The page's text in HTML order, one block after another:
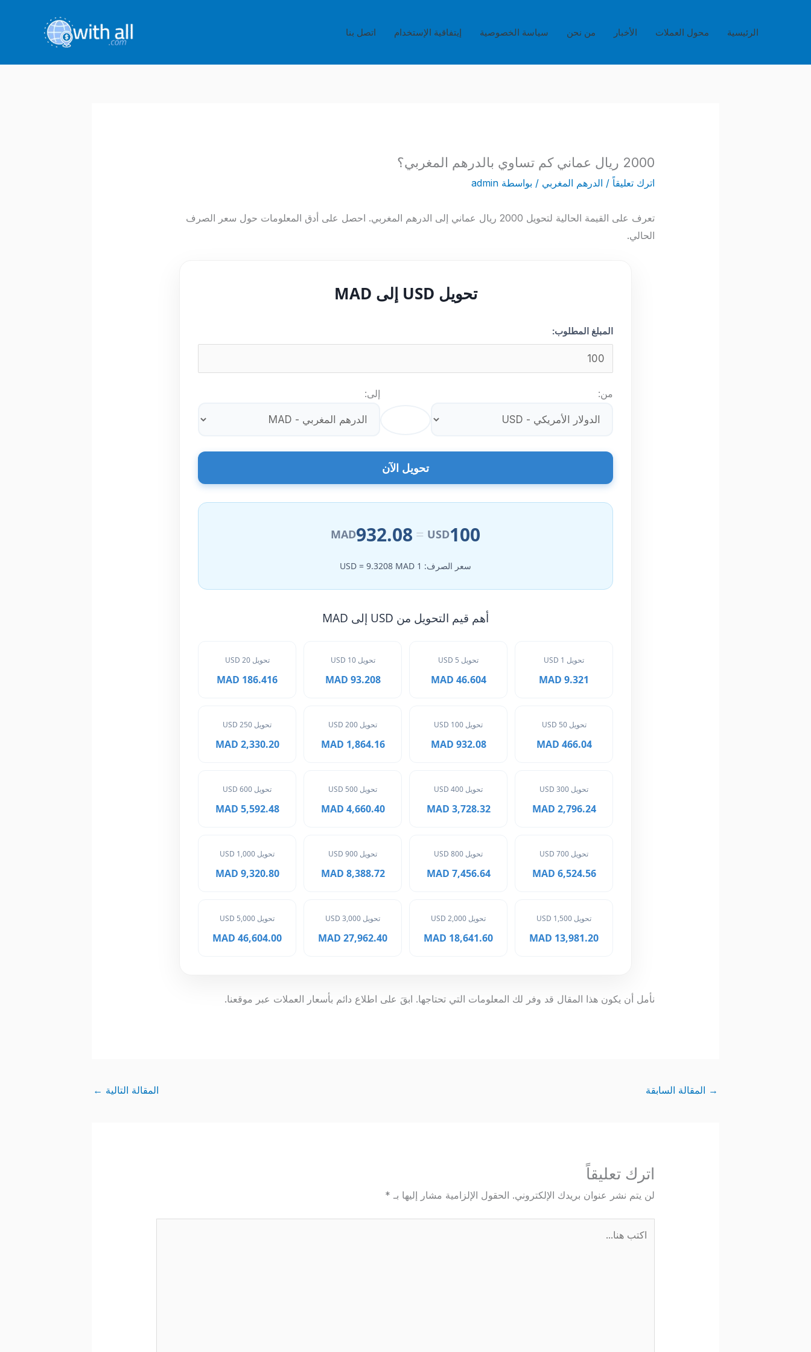
الرئيسية محول العملات الأخبار من نحن سياسة الخصوصية إيتفاقية الإستخدام اتصل بنا
2000 ريال عماني كم تساوي بالدرهم المغربي؟
اترك تعليقاً / الدرهم المغربي / بواسطة admin
تعرف على القيمة الحالية لتحويل 2000 ريال عماني إلى الدرهم المغربي. احصل على أدق المعلومات حول سعر الصرف
الحالي.
تحويل USD إلى MAD
المبلغ المطلوب:
من: إلى:
تحويل الآن
100
USD
=
932.08
MAD
سعر الصرف: 1 USD = 9.3208 MAD
أهم قيم التحويل من USD إلى MAD
تحويل 1 USD
9.321 MAD
تحويل 5 USD
46.604 MAD
تحويل 10 USD
93.208 MAD
تحويل 20 USD
186.416 MAD
تحويل 50 USD
466.04 MAD
تحويل 100 USD
932.08 MAD
تحويل 200 USD
1,864.16 MAD
تحويل 250 USD
2,330.20 MAD
تحويل 300 USD
2,796.24 MAD
تحويل 400 USD
3,728.32 MAD
تحويل 500 USD
4,660.40 MAD
تحويل 600 USD
5,592.48 MAD
تحويل 700 USD
6,524.56 MAD
تحويل 800 USD
7,456.64 MAD
تحويل 900 USD
8,388.72 MAD
تحويل 1,000 USD
9,320.80 MAD
تحويل 1,500 USD
13,981.20 MAD
تحويل 2,000 USD
18,641.60 MAD
تحويل 3,000 USD
27,962.40 MAD
تحويل 5,000 USD
46,604.00 MAD
نأمل أن يكون هذا المقال قد وفر لك المعلومات التي تحتاجها. ابقَ على اطلاع دائم بأسعار العملات عبر موقعنا.
→ المقالة السابقة المقالة التالية ←
اترك تعليقاً
لن يتم نشر عنوان بريدك الإلكتروني. الحقول الإلزامية مشار إليها بـ *